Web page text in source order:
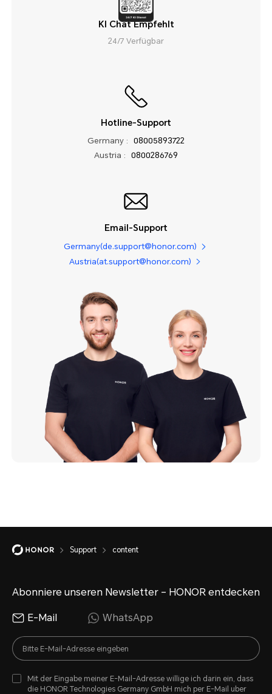
KI Chat Empfehlt
24/7 Verfügbar
Hotline-Support
Germany :
08005893722
Austria :
0800286769
Email-Support
Germany(de.support@honor.com)
Austria(at.support@honor.com)
Support content
Abonniere unseren Newsletter – HONOR entdecken
E-Mail WhatsApp
Mit der Eingabe meiner E-Mail-Adresse willige ich darin ein, dass
die HONOR Technologies Germany GmbH mich per E-Mail uber